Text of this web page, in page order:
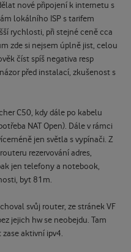
nové připojení k internetu s
lokálního ISP s tarifem
rychlosti, při stejné ceně cca
zde si nejsem úplně jist, celou
číst spíš negativa resp
před instalací, zkušenost s
C50, kdy dále po kabelu
NAT Open). Dále v rámci
jen světla s vypínači. Z
rezervování adres,
jen telefony a notebook,
byt 81m.
svůj router, ze stránek VF
jejich hw se neobejdu. Tam
aktivní ipv4.